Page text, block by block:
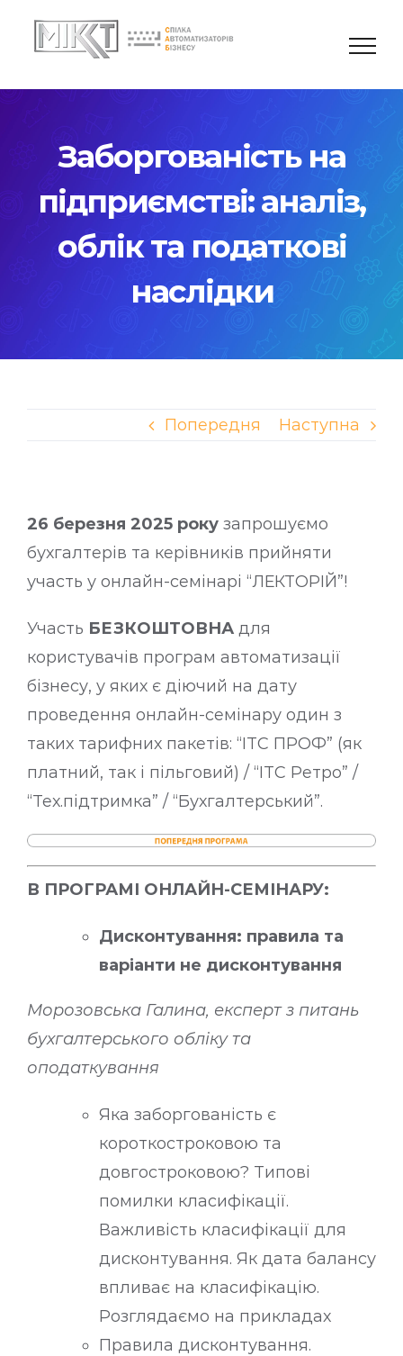
Заборгованість на
підприємстві: аналіз,
облік та податкові
наслідки
Попередня Наступна
26 березня 2025 року запрошуємо
бухгалтерів та керівників прийняти
участь у онлайн-семінарі “ЛЕКТОРІЙ”!
Участь БЕЗКОШТОВНА для
користувачів програм автоматизації
бізнесу, у яких є діючий на дату
проведення онлайн-семінару один з
таких тарифних пакетів: “ІТС ПРОФ” (як
платний, так і пільговий) / “ІТС Ретро” /
“Тех.підтримка” / “Бухгалтерський”.
В ПРОГРАМІ ОНЛАЙН-СЕМІНАРУ:
Дисконтування: правила та
варіанти не дисконтування
Морозовська Галина, експерт з питань
бухгалтерського обліку та
оподаткування
Яка заборгованість є
короткостроковою та
довгостроковою? Типові
помилки класифікації.
Важливість класифікації для
дисконтування. Як дата балансу
впливає на класифікацію.
Розглядаємо на прикладах
Правила дисконтування.